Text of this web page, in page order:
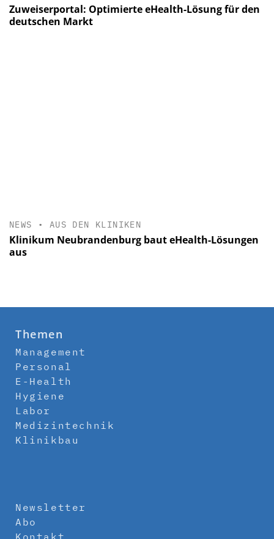
Zuweiserportal: Optimierte eHealth-Lösung für den
deutschen Markt
NEWS • AUS DEN KLINIKEN
Klinikum Neubrandenburg baut eHealth-Lösungen
aus
Themen
Management
Personal
E-Health
Hygiene
Labor
Medizintechnik
Klinikbau
Newsletter
Abo